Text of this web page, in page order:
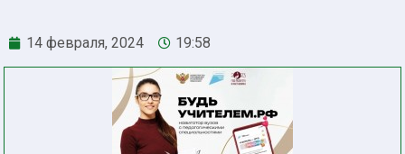
14 февраля, 2024 19:58